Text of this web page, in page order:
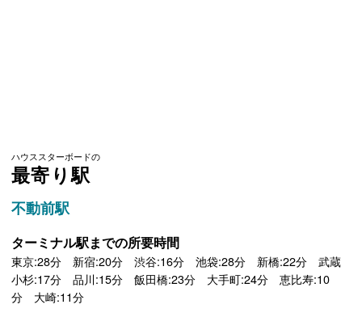
ハウススターボードの
最寄り駅
不動前駅
ターミナル駅までの所要時間
東京:28分 新宿:20分 渋谷:16分 池袋:28分 新橋:22分 武蔵
小杉:17分 品川:15分 飯田橋:23分 大手町:24分 恵比寿:10
分 大崎:11分